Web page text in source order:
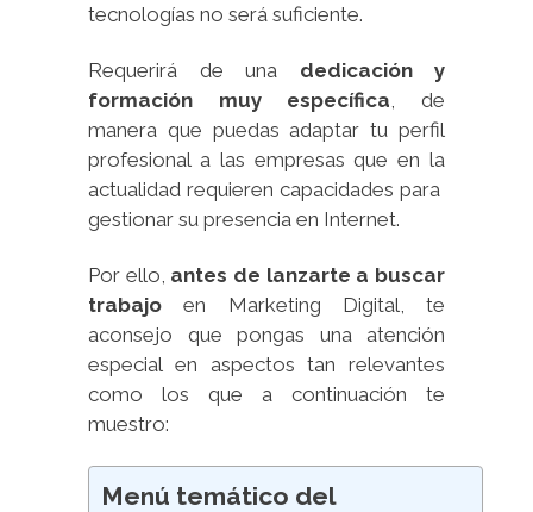
tecnologías no será suficiente.
Requerirá de una dedicación y
formación muy específica , de
manera que puedas adaptar tu perfil
profesional a las empresas que en la
actualidad requieren capacidades para
gestionar su presencia en Internet.
Por ello, antes de lanzarte a buscar
trabajo en Marketing Digital, te
aconsejo que pongas una atención
especial en aspectos tan relevantes
como los que a continuación te
muestro:
Menú temático del